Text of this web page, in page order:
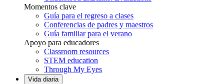
Momentos clave
Guía para el regreso a clases
Conferencias de padres y maestros
Guía familiar para el verano
Apoyo para educadores
Classroom resources
STEM education
Through My Eyes
Vida diaria